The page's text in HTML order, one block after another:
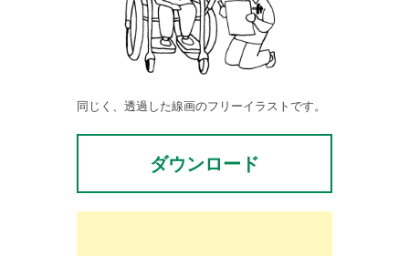
同じく、透過した線画のフリーイラストです。
ダウンロード